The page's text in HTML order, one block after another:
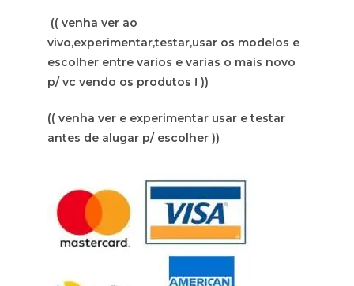
(( venha ver ao
vivo,experimentar,testar,usar os modelos e
escolher entre varios e varias o mais novo
p/ vc vendo os produtos ! ))
(( venha ver e experimentar usar e testar
antes de alugar p/ escolher ))